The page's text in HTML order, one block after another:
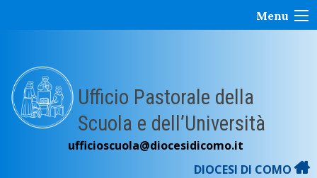
Menu
Ufficio Pastorale della
Scuola e dell’Università
ufficioscuola@diocesidicomo.it
DIOCESI DI COMO